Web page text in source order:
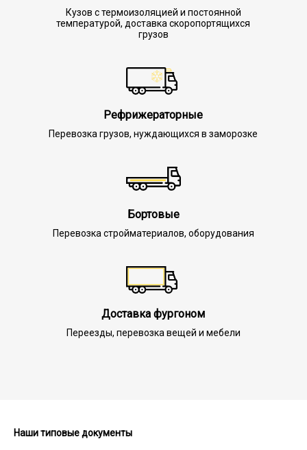
Кузов с термоизоляцией и постоянной
температурой, доставка скоропортящихся
грузов
Рефрижераторные
Перевозка грузов, нуждающихся в заморозке
Бортовые
Перевозка стройматериалов, оборудования
Доставка фургоном
Переезды, перевозка вещей и мебели
Наши типовые документы